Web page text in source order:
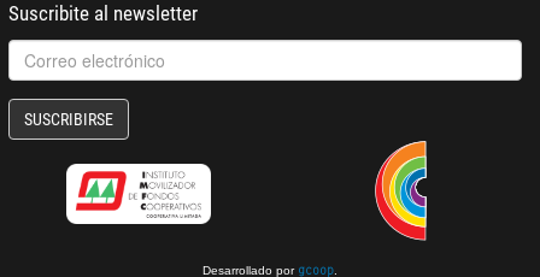
Suscribite al newsletter
SUSCRIBIRSE
Desarrollado por gcoop